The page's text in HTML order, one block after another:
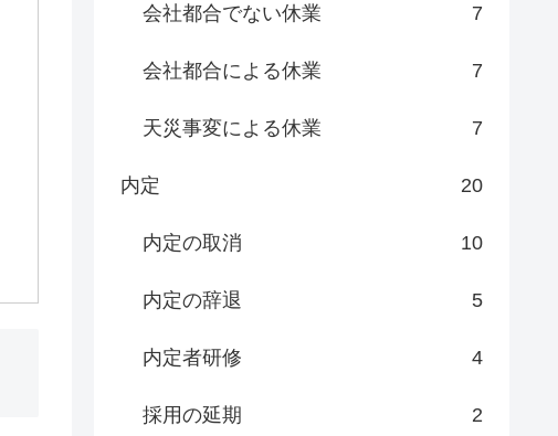
会社都合でない休業 7
会社都合による休業 7
天災事変による休業 7
内定 20
内定の取消 10
内定の辞退 5
内定者研修 4
採用の延期 2